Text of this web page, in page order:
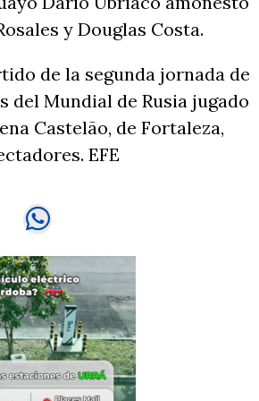
y Douglas Costa.
de la segunda jornada de
del Mundial de Rusia jugado
Castelão, de Fortaleza,
EFE